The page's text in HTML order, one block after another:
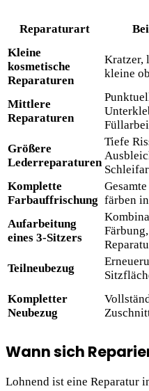
Reparaturart
Kleine
kosmetische
Reparaturen
Kratzer,
kleine
Mittlere
Reparaturen
Größere
Lederreparaturen
Tiefe
Komplette
Farbauffrischung färben
Aufarbeitung
eines 3-Sitzers
Teilneubezug
Kompletter
Neubezug
Wann sich
Lohnend ist eine Reparatur